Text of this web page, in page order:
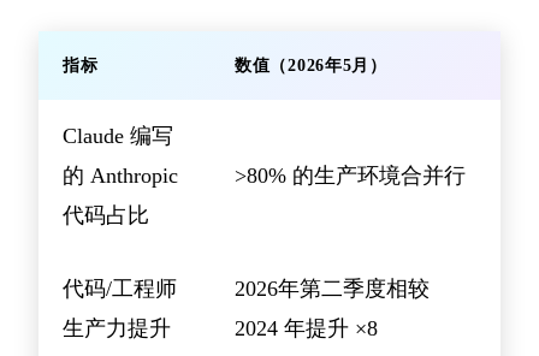
指标 数值（2026年5月）
Claude 编写
的 Anthropic
代码占比
>80% 的生产环境合并行
代码/工程师
生产力提升
2026年第二季度相较
2024 年提升 ×8